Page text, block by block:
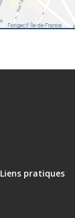
Liens pratiques